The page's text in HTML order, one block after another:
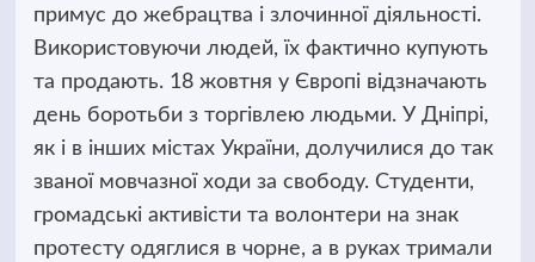
примус до жебрацтва і злочинної діяльності.
Використовуючи людей, їх фактично купують
та продають. 18 жовтня у Європі відзначають
день боротьби з торгівлею людьми. У Дніпрі,
як і в інших містах України, долучилися до так
званої мовчазної ходи за свободу. Студенти,
громадські активісти та волонтери на знак
протесту одяглися в чорне, а в руках тримали